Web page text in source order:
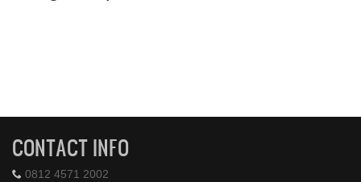
CONTACT INFO
0812 4571 2002